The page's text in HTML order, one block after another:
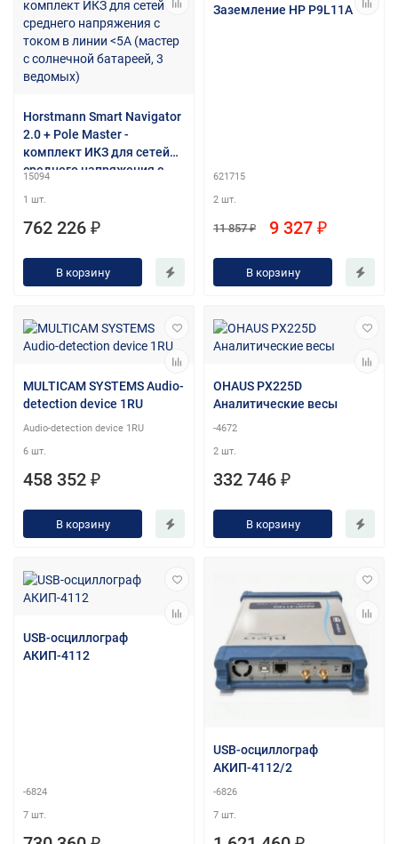
Horstmann Smart Navigator
2.0 + Pole Master -
комплект ИКЗ для сетей
среднего напряжения с
с солнечной батареей, 3
ведомых)
15094
1 шт.
762 226 ₽
В корзину
Заземление HP P9L11A
621715
2 шт.
11 857 ₽ 9 327 ₽
В корзину
MULTICAM SYSTEMS Audio-
detection device 1RU
Audio-detection device 1RU
6 шт.
458 352 ₽
В корзину
OHAUS PX225D
Аналитические весы
-4672
2 шт.
332 746 ₽
В корзину
USB-осциллограф
АКИП-4112
-6824
7 шт.
USB-осциллограф
АКИП-4112/2
-6826
7 шт.